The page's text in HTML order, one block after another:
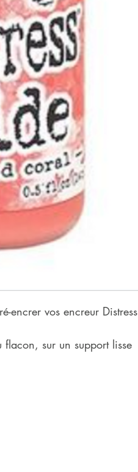
encrer vos encreur Distress
flacon, sur un support lisse